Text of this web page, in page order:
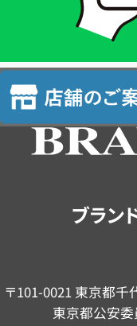
査
定
店
舗
の
ブラン
〒101-0021 東京都千
東京都公安